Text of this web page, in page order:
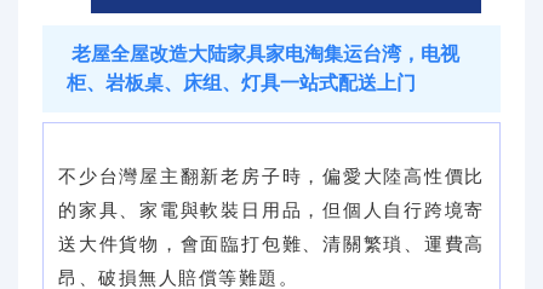
老屋全屋改造大陆家具家电淘集运台湾，电视
柜、岩板桌、床组、灯具一站式配送上门
不少台灣屋主翻新老房子時，偏愛大陸高性價比
的家具、家電與軟裝日用品，但個人自行跨境寄
送大件貨物，會面臨打包難、清關繁瑣、運費高
昂、破損無人賠償等難題。